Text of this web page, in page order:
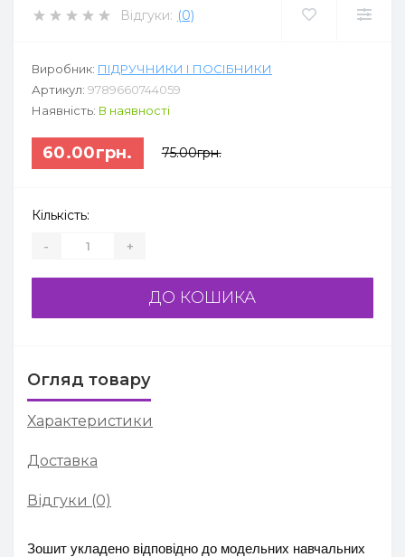
Відгуки: (0)
Виробник: ПІДРУЧНИКИ І ПОСІБНИКИ
Артикул: 9789660744059
Наявність: В наявності
60.00грн. 75.00грн.
Кількість:
- +
ДО КОШИКА
Огляд товару
Характеристики
Доставка
Відгуки (0)
Зошит укладено відповідно до модельних навчальних